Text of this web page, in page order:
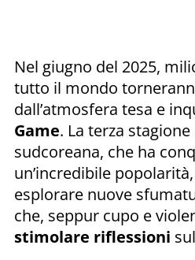
Nel giugno del 2025,
tutto il mondo
dall’atmosfera tesa e
Game. La terza
sudcoreana, che ha
un’incredibile
esplorare nuove
che, seppur cupo e
stimolare riflessioni